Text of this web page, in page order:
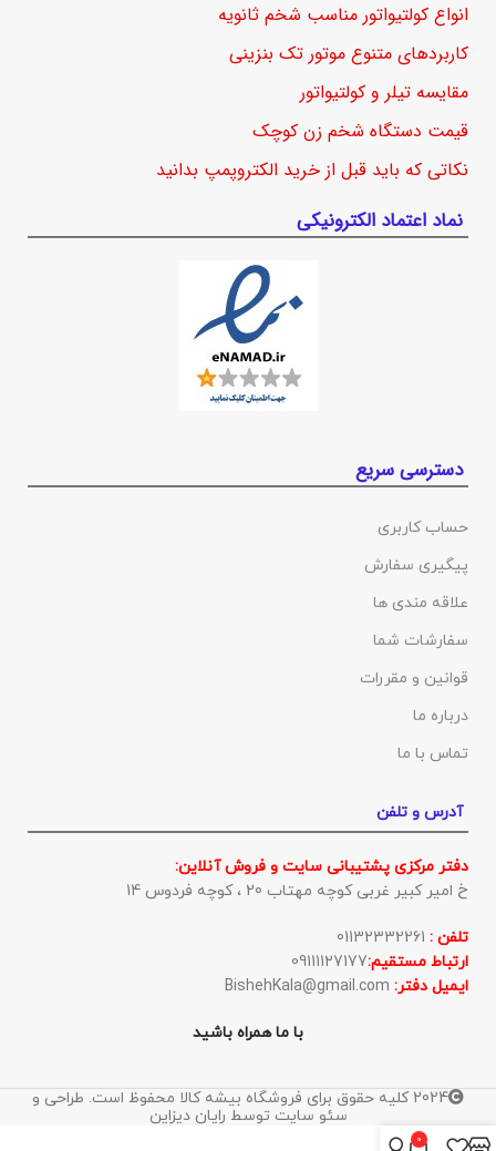
انواع کولتیواتور مناسب شخم ثانویه
کاربردهای متنوع موتور تک بنزینی
مقایسه تیلر و کولتیواتور
قیمت دستگاه شخم زن کوچک
نکاتی که باید قبل از خرید الکتروپمپ بدانید
نماد اعتماد الکترونیکی
دسترسی سریع
حساب کاربری
پیگیری سفارش
علاقه مندی ها
سفارشات شما
قوانین و مقررات
درباره ما
تماس با ما
آدرس و تلفن
دفتر مرکزی پشتیبانی سایت و فروش آنلاین:
خ امیر کبیر غربی کوچه مهتاب 20 ، کوچه فردوس 14
تلفن :
ارتباط مستقیم:09111127177
ایمیل دفتر:
با ما همراه باشید
2024 کلیه حقوق برای فروشگاه بیشه کالا محفوظ است. طراحی و
سئو سایت توسط رایان دیزاین
0